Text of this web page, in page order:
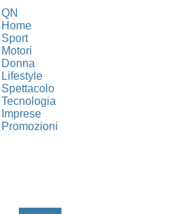
QN
Home
Sport
Motori
Donna
Lifestyle
Spettacolo
Tecnologia
Imprese
Promozioni